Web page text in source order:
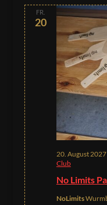
FR.
20
No Limits
20. August
Club
NoLimits